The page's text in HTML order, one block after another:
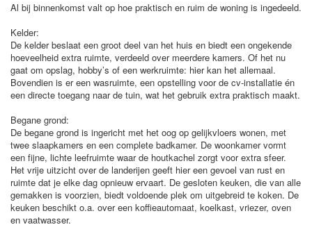
Al bij binnenkomst valt op hoe praktisch en ruim de woning is ingedeeld.
Kelder:
De kelder beslaat een groot deel van het huis en biedt een ongekende
hoeveelheid extra ruimte, verdeeld over meerdere kamers. Of het nu
gaat om opslag, hobby’s of een werkruimte: hier kan het allemaal.
Bovendien is er een wasruimte, een opstelling voor de cv-installatie én
een directe toegang naar de tuin, wat het gebruik extra praktisch maakt.
Begane grond:
De begane grond is ingericht met het oog op gelijkvloers wonen, met
twee slaapkamers en een complete badkamer. De woonkamer vormt
een fijne, lichte leefruimte waar de houtkachel zorgt voor extra sfeer.
Het vrije uitzicht over de landerijen geeft hier een gevoel van rust en
ruimte dat je elke dag opnieuw ervaart. De gesloten keuken, die van alle
gemakken is voorzien, biedt voldoende plek om uitgebreid te koken. De
keuken beschikt o.a. over een koffieautomaat, koelkast, vriezer, oven
en vaatwasser.